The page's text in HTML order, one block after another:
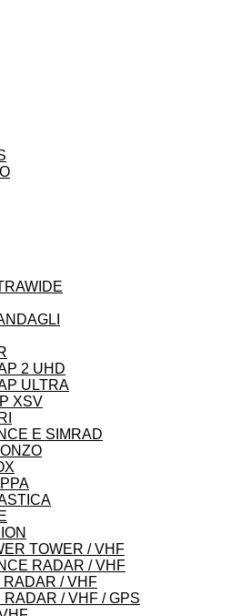
2 UHD
ULTRA
XSV
E SIMRAD
TOWER / VHF
RADAR / VHF
RADAR / VHF
RADAR / VHF / GPS